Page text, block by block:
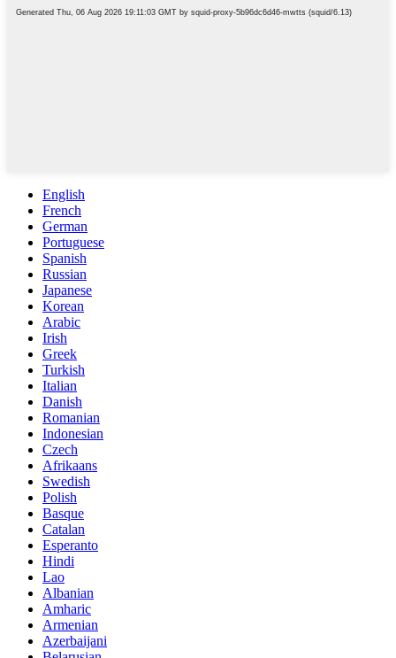
English
French
German
Portuguese
Spanish
Russian
Japanese
Korean
Arabic
Irish
Greek
Turkish
Italian
Danish
Romanian
Indonesian
Czech
Afrikaans
Swedish
Polish
Basque
Catalan
Esperanto
Hindi
Lao
Albanian
Amharic
Armenian
Azerbaijani